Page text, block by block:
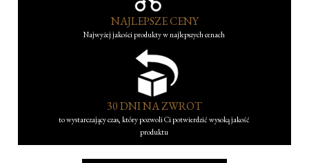
NAJLEPSZE CENY
Najwyżej jakości produkty w najlepszych cenach
30 DNI NA ZWROT
to wystarczający czas, który pozwoli Ci potwierdzić wysoką jakość
produktu